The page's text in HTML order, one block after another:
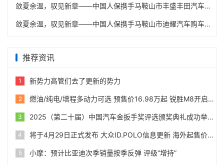
敛夏余温，驭见新章——中国人保携手马鞍山市丰盛丰田汽车购车嘉年华
敛夏余温，驭见新章——中国人保携手马鞍山市迪耀汽车购车嘉年华
推荐资讯
1 新势力高管们去了更新的势力
2 燃油/纯电/增程多动力可选 预售价16.98万起 锐胜M8开启预售
3 2025（第二十届）中国汽车金扳手奖评选颁奖典礼成功举办
4 将于4月29日正式发布 大众ID.POLO信息更新 海外起售价24990欧
5 小摩：预计比亚迪次季销量按季反弹 评级“增持”